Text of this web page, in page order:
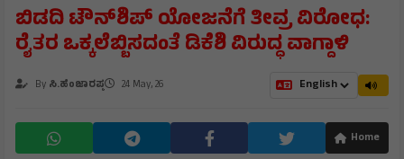
ಬಿಡದಿ ಟೌನ್‌ಶಿಪ್ ಯೋಜನೆಗೆ ತೀವ್ರ ವಿರೋಧ:
ರೈತರ ಒಕ್ಕಲೆಬ್ಬಿಸದಂತೆ ಡಿಕೆಶಿ ವಿರುದ್ಧ ವಾಗ್ದಾಳಿ
By ಸಿ.ಹೆಂಜಾರಪ್ಪ 24 May, 26
Home